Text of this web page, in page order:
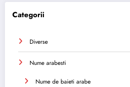
Categorii
Diverse
Nume arabesti
Nume de baieti arabe